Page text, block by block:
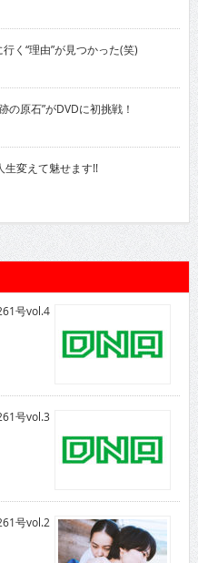
く“理由”が見つかった(笑)
原石”がDVDに初挑戦！
変えて魅せます!!
号vol.4
号vol.3
号vol.2